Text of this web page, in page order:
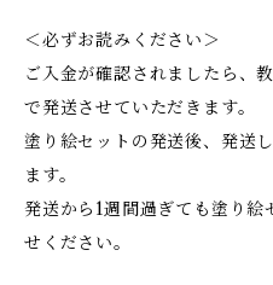
＜必ずお読みください＞
ご入金が確認されましたら、
で発送させていただきます。
塗り絵セットの発送後、発送
ます。
発送から1週間過ぎても塗り
せください。